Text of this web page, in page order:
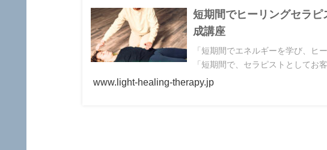
短期間でヒーリングセラ
成講座
「短期間でエネルギーを学び、ヒ
「短期間で、セラピストとしてお
www.light-healing-therapy.jp